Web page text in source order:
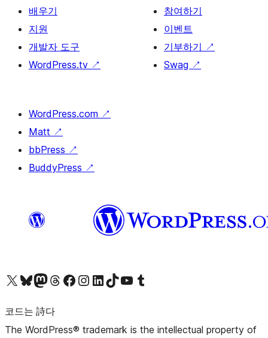
배우기
지원
개발자 도구
WordPress.tv ↗
참여하기
이벤트
기부하기 ↗
Swag ↗
WordPress.com ↗
Matt ↗
bbPress ↗
BuddyPress ↗
X(이전 트위터) 계정 방문하기블루스카이 계정 방문하기마스토돈 계정 방문하기스레드 계정 방문하기 페이스북 페이지 방문하기인스타그램 계정 방문하기 LinkedIn 계정 방문하기틱톡 계정 방문하기유튜브 채널 방문하기 텀블러 계정 방문하기
코드는 詩다
The WordPress® trademark is the intellectual property of